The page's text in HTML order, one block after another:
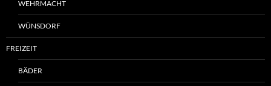
WEHRMACHT
WÜNSDORF
FREIZEIT
BÄDER